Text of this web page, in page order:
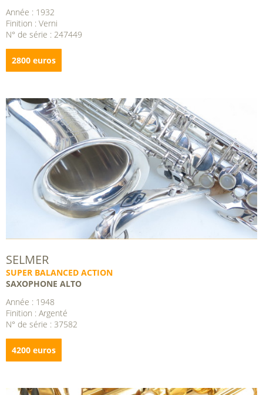
Année : 1932
Finition : Verni
N° de série : 247449
2800 euros
SELMER
SUPER BALANCED ACTION
SAXOPHONE ALTO
Année : 1948
Finition : Argenté
N° de série : 37582
4200 euros